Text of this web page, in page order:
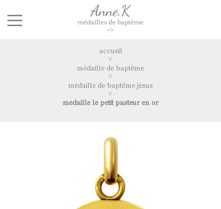
accueil
médaille de baptême
médaille de baptême jésus
médaille le petit pasteur en or